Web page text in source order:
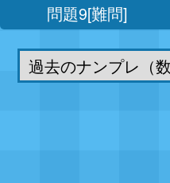
問題9[難問]